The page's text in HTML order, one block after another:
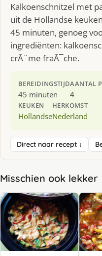
Kalkoenschnitzel met
uit de Hollandse
45 minuten, genoeg
ingrediënten:
crÃ¨me fraÃ¯che.
BEREIDINGSTIJD
45 minuten
AANTAL
4
KEUKEN
Hollandse
HERKOMST
Nederland
Direct naar recept ↓
Misschien ook lekker